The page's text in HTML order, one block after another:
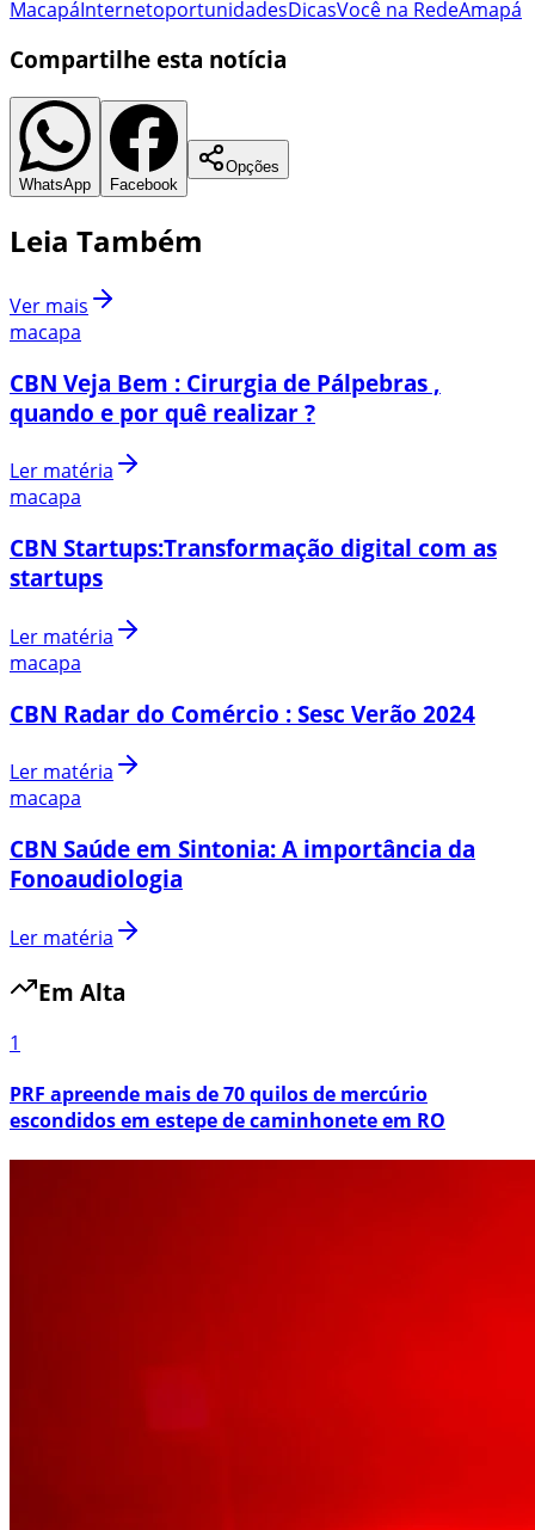
MacapáInternetoportunidadesDicasVocê na RedeAmapá
Compartilhe esta notícia
WhatsApp Facebook
Opções
Leia Também
Ver mais
macapa
CBN Veja Bem : Cirurgia de Pálpebras ,
quando e por quê realizar ?
Ler matéria
macapa
CBN Startups:Transformação digital com as
startups
Ler matéria
macapa
CBN Radar do Comércio : Sesc Verão 2024
Ler matéria
macapa
CBN Saúde em Sintonia: A importância da
Fonoaudiologia
Ler matéria
Em Alta
1
PRF apreende mais de 70 quilos de mercúrio
escondidos em estepe de caminhonete em RO